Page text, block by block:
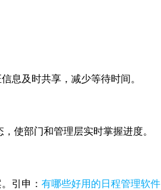
息及时共享，减少等待时间。
使部门和管理层实时掌握进度。
引申：有哪些好用的日程管理软件